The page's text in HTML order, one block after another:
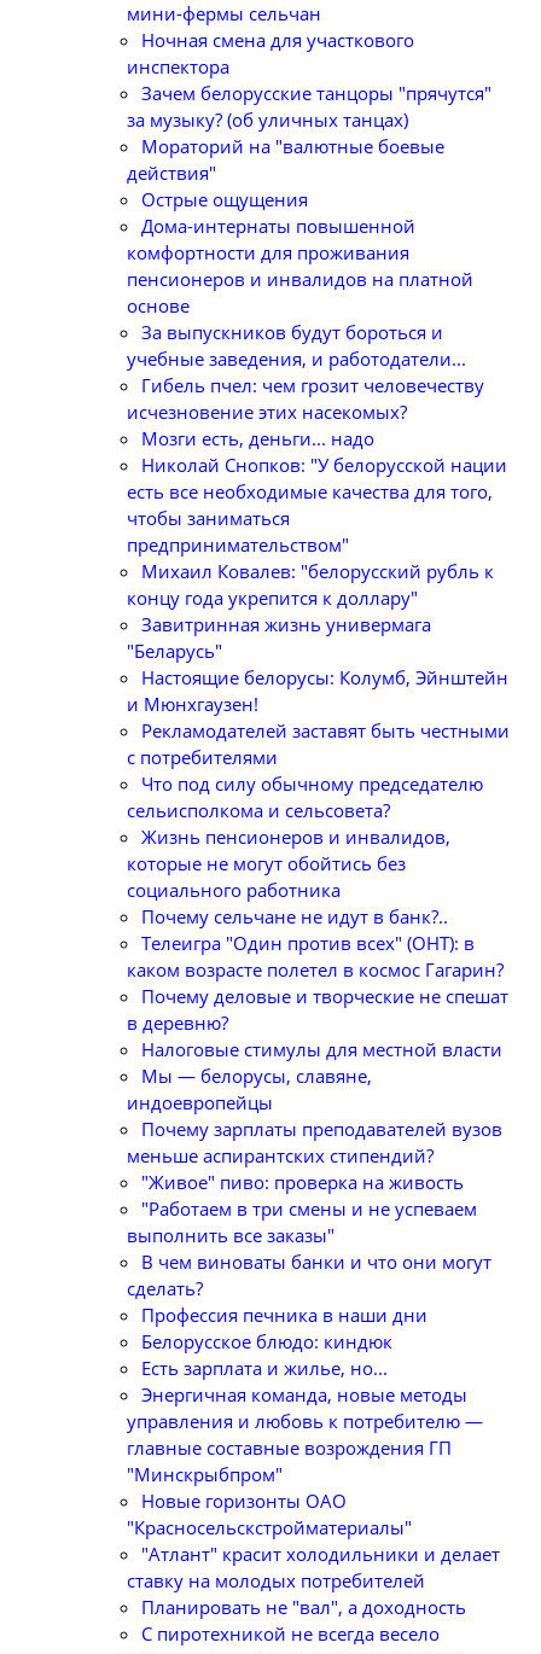
мини-фермы сельчан
Ночная смена для участкового
инспектора
Зачем белорусские танцоры "прячутся"
за музыку? (об уличных танцах)
Мораторий на "валютные боевые
действия"
Острые ощущения
Дома-интернаты повышенной
комфортности для проживания
пенсионеров и инвалидов на платной
основе
За выпускников будут бороться и
учебные заведения, и работодатели...
Гибель пчел: чем грозит человечеству
исчезновение этих насекомых?
Мозги есть, деньги... надо
Николай Снопков: "У белорусской нации
есть все необходимые качества для того,
чтобы заниматься
предпринимательством"
Михаил Ковалев: "белорусский рубль к
концу года укрепится к доллару"
Завитринная жизнь универмага
"Беларусь"
Настоящие белорусы: Колумб, Эйнштейн
и Мюнхгаузен!
Рекламодателей заставят быть честными
с потребителями
Что под силу обычному председателю
сельисполкома и сельсовета?
Жизнь пенсионеров и инвалидов,
которые не могут обойтись без
социального работника
Почему сельчане не идут в банк?..
Телеигра "Один против всех" (ОНТ): в
каком возрасте полетел в космос Гагарин?
Почему деловые и творческие не спешат
в деревню?
Налоговые стимулы для местной власти
Мы — белорусы, славяне,
индоевропейцы
Почему зарплаты преподавателей вузов
меньше аспирантских стипендий?
"Живое" пиво: проверка на живость
"Работаем в три смены и не успеваем
выполнить все заказы"
В чем виноваты банки и что они могут
сделать?
Профессия печника в наши дни
Белорусское блюдо: киндюк
Есть зарплата и жилье, но...
Энергичная команда, новые методы
управления и любовь к потребителю —
главные составные возрождения ГП
"Минскрыбпром"
Новые горизонты ОАО
"Красносельскстройматериалы"
"Атлант" красит холодильники и делает
ставку на молодых потребителей
Планировать не "вал", а доходность
С пиротехникой не всегда весело